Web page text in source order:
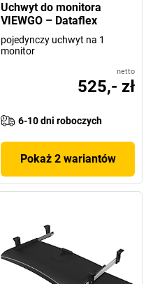
Uchwyt do monitora
VIEWGO – Dataflex
pojedynczy uchwyt na 1
monitor
netto
525,- zł
6-10 dni roboczych
Pokaż 2 wariantów